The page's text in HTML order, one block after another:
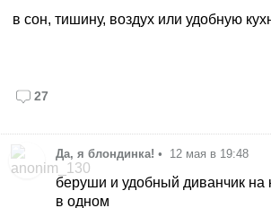
в сон, тишину, воздух или удобную
27
Да, я блондинка! • 12 мая в 19:48
беруши и удобный диванчик на
в одном